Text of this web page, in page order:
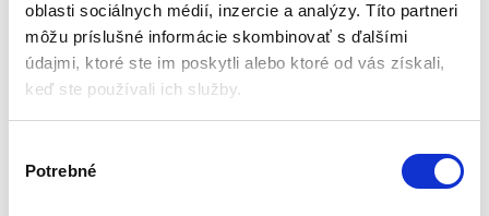
oblasti sociálnych médií, inzercie a analýzy. Títo partneri
môžu príslušné informácie skombinovať s ďalšími
údajmi, ktoré ste im poskytli alebo ktoré od vás získali,
keď ste používali ich služby.
Potrebné
Vianočné osvetlenie
svetelný záves 300 LED
22.65m | viacfarebné